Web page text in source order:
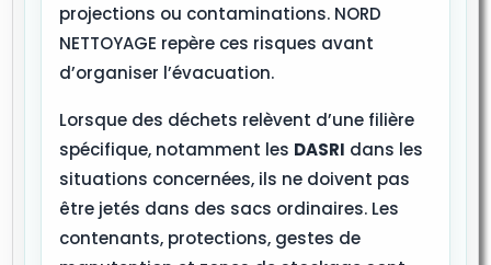
projections ou contaminations. NORD
NETTOYAGE repère ces risques avant
d’organiser l’évacuation.
Lorsque des déchets relèvent d’une filière
spécifique, notamment les DASRI dans les
situations concernées, ils ne doivent pas
être jetés dans des sacs ordinaires. Les
contenants, protections, gestes de